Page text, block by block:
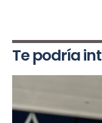
Te podría